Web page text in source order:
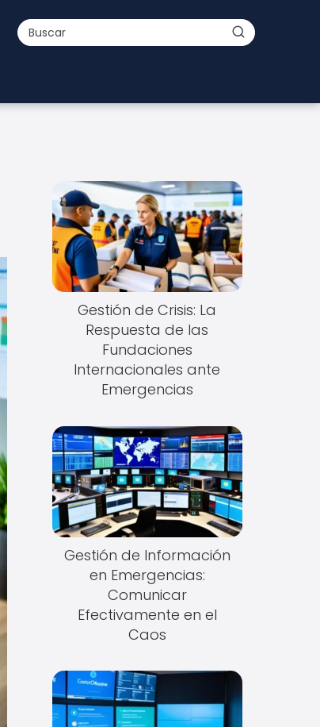
Gestión de Crisis: La
Respuesta de las
Fundaciones
Internacionales ante
Emergencias
Gestión de Información
en Emergencias:
Comunicar
Efectivamente en el
Caos